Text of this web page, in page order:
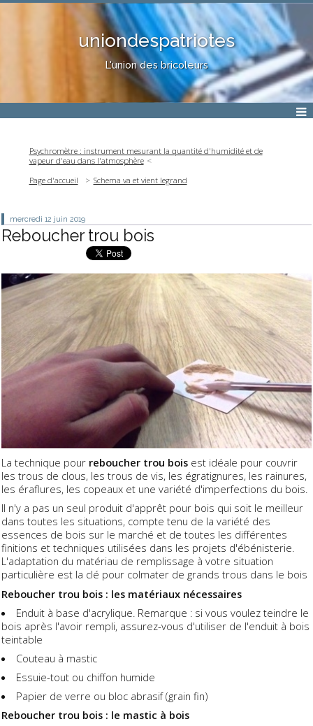
uniondespatriotes
L'union des bricoleurs
Psychromètre : instrument mesurant la quantité d'humidité et de
vapeur d'eau dans l'atmosphère
Page d'accueil
Schema va et vient legrand
mercredi 12 juin 2019
Reboucher trou bois
La technique pour reboucher trou bois est idéale pour couvrir
les trous de clous, les trous de vis, les égratignures, les rainures,
les éraflures, les copeaux et une variété d'imperfections du bois.
Il n'y a pas un seul produit d'apprêt pour bois qui soit le meilleur
dans toutes les situations, compte tenu de la variété des
essences de bois sur le marché et de toutes les différentes
finitions et techniques utilisées dans les projets d'ébénisterie.
L'adaptation du matériau de remplissage à votre situation
particulière est la clé pour colmater de grands trous dans le bois
Reboucher trou bois : les matériaux nécessaires
Enduit à base d'acrylique. Remarque : si vous voulez teindre le
bois après l'avoir rempli, assurez-vous d'utiliser de l'enduit à bois
teintable
Couteau à mastic
Essuie-tout ou chiffon humide
Papier de verre ou bloc abrasif (grain fin)
Reboucher trou bois : le mastic à bois